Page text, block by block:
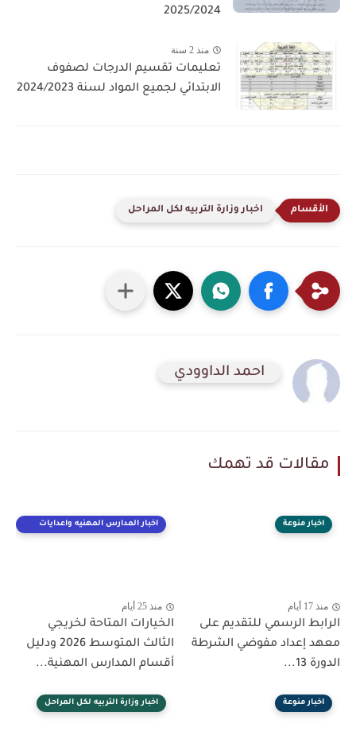
2025/2024
منذ 2 سنة
تعليمات تقسيم الدرجات لصفوف
الابتدائي لجميع المواد لسنة 2024/2023
اخبار وزارة التربيه لكل المراحل
احمد الداوودي
مقالات قد تهمك
اخبار منوعة
منذ 17 أيام
الرابط الرسمي للتقديم على
معهد إعداد مفوضي الشرطة
الدورة 13...
اخبار المدارس المهنيه واعدايات
منذ 25 أيام
الخيارات المتاحة لخريجي
الثالث المتوسط 2026 ودليل
أقسام المدارس المهنية...
اخبار منوعة اخبار وزارة التربيه لكل المراحل